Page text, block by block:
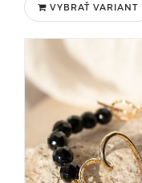
VYBRAŤ VARIANT